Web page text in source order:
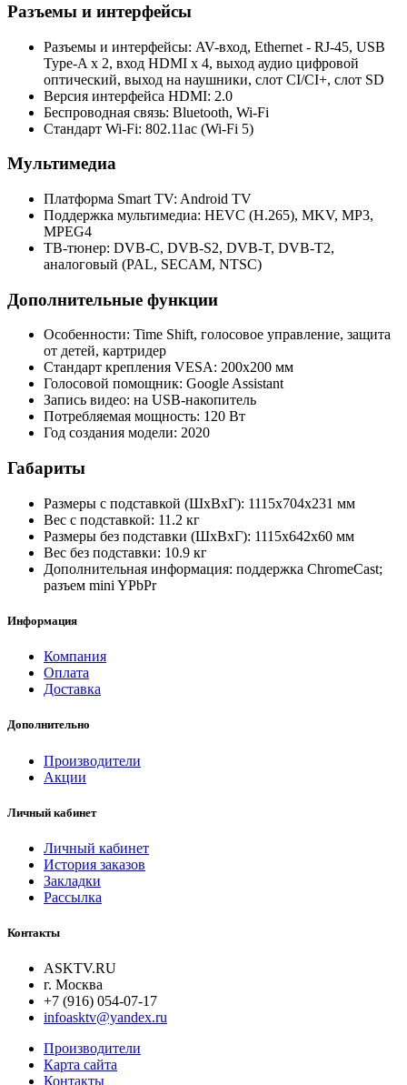
Разъемы и интерфейсы
Разъемы и интерфейсы: AV-вход, Ethernet - RJ-45, USB
Type-A x 2, вход HDMI x 4, выход аудио цифровой
оптический, выход на наушники, слот CI/CI+, слот SD
Версия интерфейса HDMI: 2.0
Беспроводная связь: Bluetooth, Wi-Fi
Стандарт Wi-Fi: 802.11ac (Wi-Fi 5)
Мультимедиа
Платформа Smart TV: Android TV
Поддержка мультимедиа: HEVC (H.265), MKV, MP3,
MPEG4
ТВ-тюнер: DVB-C, DVB-S2, DVB-T, DVB-T2,
аналоговый (PAL, SECAM, NTSC)
Дополнительные функции
Особенности: Time Shift, голосовое управление, защита
от детей, картридер
Стандарт крепления VESA: 200x200 мм
Голосовой помощник: Google Assistant
Запись видео: на USB-накопитель
Потребляемая мощность: 120 Вт
Год создания модели: 2020
Габариты
Размеры с подставкой (ШxВxГ): 1115x704x231 мм
Вес с подставкой: 11.2 кг
Размеры без подставки (ШxВxГ): 1115x642x60 мм
Вес без подставки: 10.9 кг
Дополнительная информация: поддержка ChromeCast;
разъем mini YPbPr
Информация
Компания
Оплата
Доставка
Дополнительно
Производители
Акции
Личный кабинет
Личный кабинет
История заказов
Закладки
Рассылка
Контакты
ASKTV.RU
г. Москва
+7 (916) 054-07-17
infoasktv@yandex.ru
Производители
Карта сайта
Контакты